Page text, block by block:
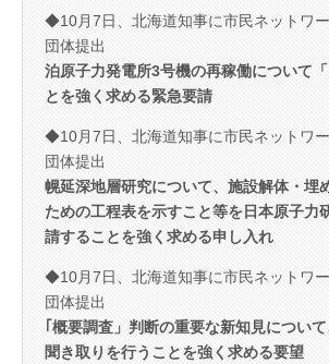
◆10月7日、北海道知事に市民ネットワ
団体提出
泊原子力発電所3号機の再稼働について
とを強く求める緊急要請
◆10月7日、北海道知事に市民ネットワ
団体提出
幌延深地層研究について、施設解体・埋
ための工程表を示すこと等を日本原子力
請することを強く求める申し入れ
◆10月7日、北海道知事に市民ネットワ
団体提出
｢概要調査」判断の重要な新知見につい
聞き取りを行うことを強く求める要望